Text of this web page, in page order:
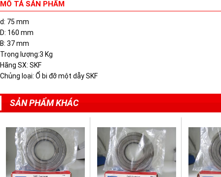
MÔ TẢ SẢN PHẨM
d: 75 mm
D: 160 mm
B: 37 mm
Trọng lượng:3 Kg
Hãng SX: SKF
Chủng loại: Ổ bi đỡ một dẫy SKF
SẢN PHẨM KHÁC